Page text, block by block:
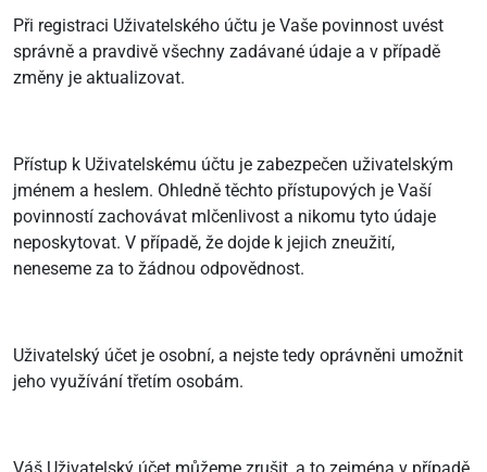
Při registraci Uživatelského účtu je Vaše povinnost uvést
správně a pravdivě všechny zadávané údaje a v případě
změny je aktualizovat.
Přístup k Uživatelskému účtu je zabezpečen uživatelským
jménem a heslem. Ohledně těchto přístupových je Vaší
povinností zachovávat mlčenlivost a nikomu tyto údaje
neposkytovat. V případě, že dojde k jejich zneužití,
neneseme za to žádnou odpovědnost.
Uživatelský účet je osobní, a nejste tedy oprávněni umožnit
jeho využívání třetím osobám.